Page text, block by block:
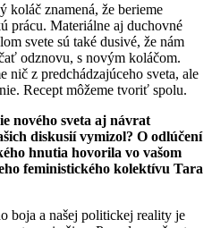
koláč znamená, že berieme
prácu. Materiálne aj duchovné
svete sú také dusivé, že nám
odznovu, s novým koláčom.
nič z predchádzajúceho sveta, ale
Recept môžeme tvoriť spolu.
nového sveta aj návrat
diskusií vymizol? O odlúčení
hnutia hovorila vo vašom
feministického kolektívu Tara
boja a našej politickej reality je